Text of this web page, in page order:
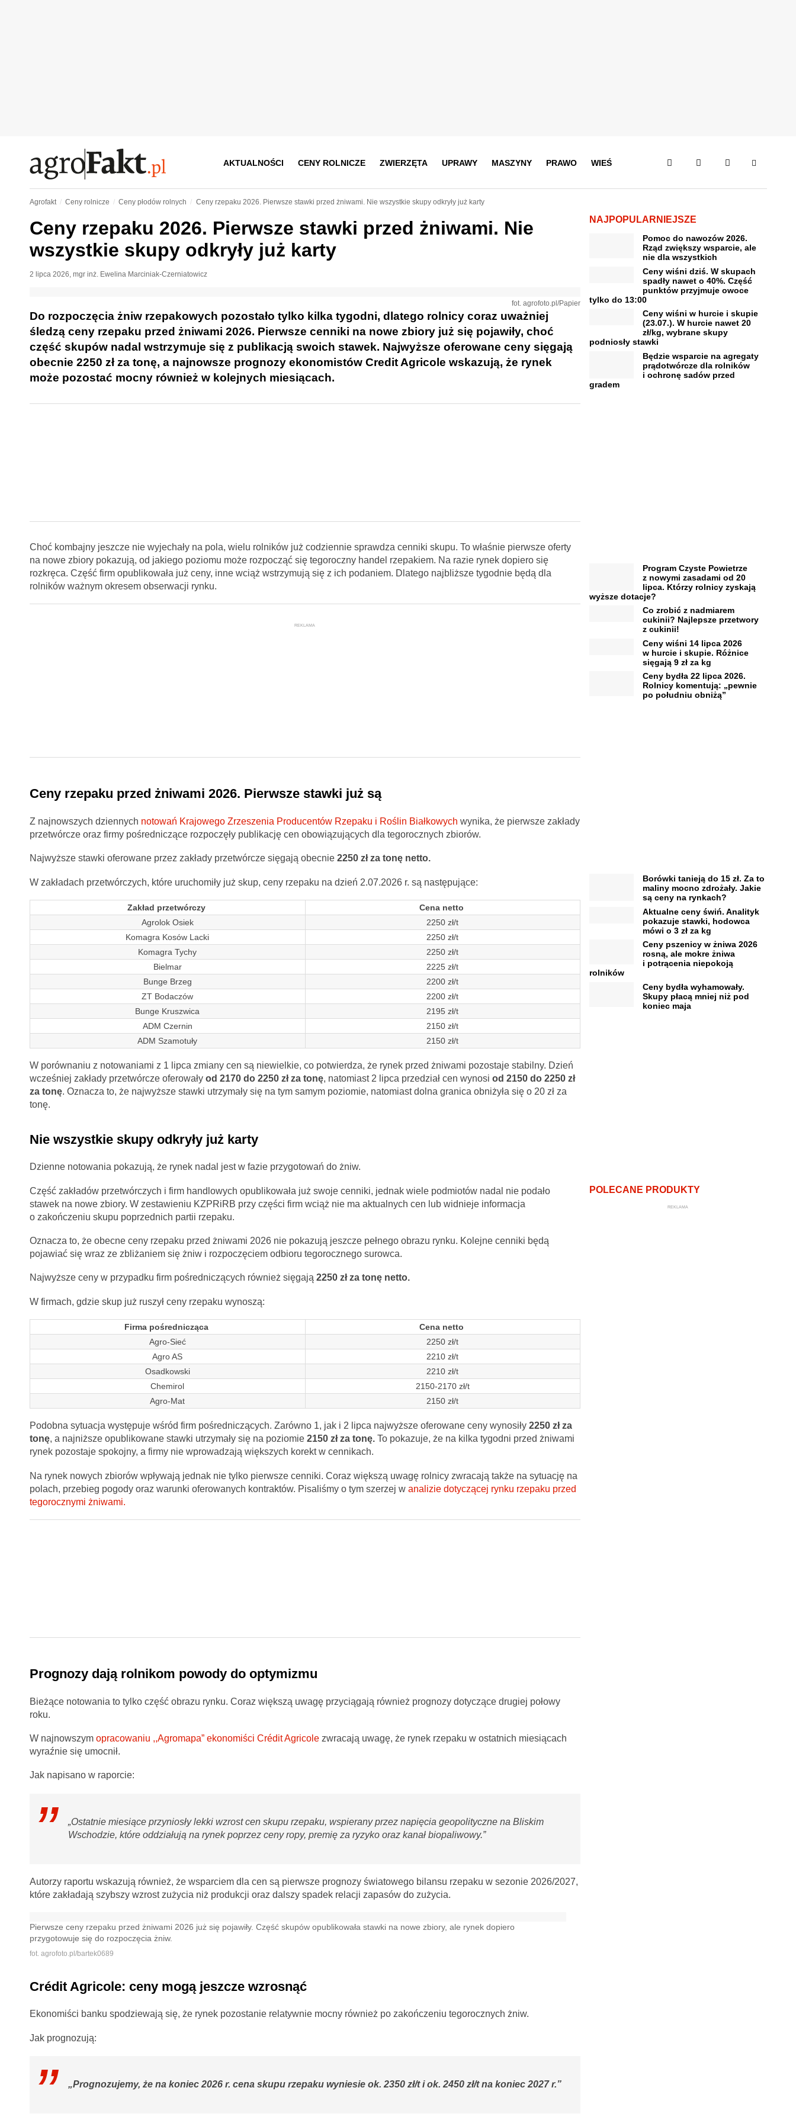
AKTUALNOŚCI CENY ROLNICZE ZWIERZĘTA UPRAWY MASZYNY PRAWO WIEŚ
Agrofakt Ceny rolnicze Ceny płodów rolnych Ceny rzepaku 2026. Pierwsze stawki przed żniwami. Nie wszystkie skupy odkryły już karty
Ceny rzepaku 2026. Pierwsze stawki przed żniwami. Nie
wszystkie skupy odkryły już karty
2 lipca 2026, mgr inż. Ewelina Marciniak-Czerniatowicz
fot. agrofoto.pl/Papier
Do rozpoczęcia żniw rzepakowych pozostało tylko kilka tygodni, dlatego rolnicy coraz uważniej
śledzą ceny rzepaku przed żniwami 2026. Pierwsze cenniki na nowe zbiory już się pojawiły, choć
część skupów nadal wstrzymuje się z publikacją swoich stawek. Najwyższe oferowane ceny sięgają
obecnie 2250 zł za tonę, a najnowsze prognozy ekonomistów Credit Agricole wskazują, że rynek
może pozostać mocny również w kolejnych miesiącach.
Choć kombajny jeszcze nie wyjechały na pola, wielu rolników już codziennie sprawdza cenniki skupu. To właśnie pierwsze oferty
na nowe zbiory pokazują, od jakiego poziomu może rozpocząć się tegoroczny handel rzepakiem. Na razie rynek dopiero się
rozkręca. Część firm opublikowała już ceny, inne wciąż wstrzymują się z ich podaniem. Dlatego najbliższe tygodnie będą dla
rolników ważnym okresem obserwacji rynku.
REKLAMA
Ceny rzepaku przed żniwami 2026. Pierwsze stawki już są
Z najnowszych dziennych notowań Krajowego Zrzeszenia Producentów Rzepaku i Roślin Białkowych wynika, że pierwsze zakłady
przetwórcze oraz firmy pośredniczące rozpoczęły publikację cen obowiązujących dla tegorocznych zbiorów.
Najwyższe stawki oferowane przez zakłady przetwórcze sięgają obecnie 2250 zł za tonę netto.
W zakładach przetwórczych, które uruchomiły już skup, ceny rzepaku na dzień 2.07.2026 r. są następujące:
Zakład przetwórczy
Cena netto
Agrolok Osiek
2250 zł/t
Komagra Kosów Lacki
2250 zł/t
Komagra Tychy
2250 zł/t
Bielmar
2225 zł/t
Bunge Brzeg
2200 zł/t
ZT Bodaczów
2200 zł/t
Bunge Kruszwica
2195 zł/t
ADM Czernin
2150 zł/t
ADM Szamotuły
2150 zł/t
W porównaniu z notowaniami z 1 lipca zmiany cen są niewielkie, co potwierdza, że rynek przed żniwami pozostaje stabilny. Dzień
wcześniej zakłady przetwórcze oferowały od 2170 do 2250 zł za tonę, natomiast 2 lipca przedział cen wynosi od 2150 do 2250 zł
za tonę. Oznacza to, że najwyższe stawki utrzymały się na tym samym poziomie, natomiast dolna granica obniżyła się o 20 zł za
tonę.
Nie wszystkie skupy odkryły już karty
Dzienne notowania pokazują, że rynek nadal jest w fazie przygotowań do żniw.
Część zakładów przetwórczych i firm handlowych opublikowała już swoje cenniki, jednak wiele podmiotów nadal nie podało
stawek na nowe zbiory. W zestawieniu KZPRiRB przy części firm wciąż nie ma aktualnych cen lub widnieje informacja
o zakończeniu skupu poprzednich partii rzepaku.
Oznacza to, że obecne ceny rzepaku przed żniwami 2026 nie pokazują jeszcze pełnego obrazu rynku. Kolejne cenniki będą
pojawiać się wraz ze zbliżaniem się żniw i rozpoczęciem odbioru tegorocznego surowca.
Najwyższe ceny w przypadku firm pośredniczących również sięgają 2250 zł za tonę netto.
W firmach, gdzie skup już ruszył ceny rzepaku wynoszą:
Firma pośrednicząca
Cena netto
Agro-Sieć
2250 zł/t
Agro AS
2210 zł/t
Osadkowski
2210 zł/t
Chemirol
2150-2170 zł/t
Agro-Mat
2150 zł/t
Podobna sytuacja występuje wśród firm pośredniczących. Zarówno 1, jak i 2 lipca najwyższe oferowane ceny wynosiły 2250 zł za
tonę, a najniższe opublikowane stawki utrzymały się na poziomie 2150 zł za tonę.To pokazuje, że na kilka tygodni przed żniwami
rynek pozostaje spokojny, a firmy nie wprowadzają większych korekt w cennikach.
Na rynek nowych zbiorów wpływają jednak nie tylko pierwsze cenniki. Coraz większą uwagę rolnicy zwracają także na sytuację na
polach, przebieg pogody oraz warunki oferowanych kontraktów. Pisaliśmy o tym szerzej w analizie dotyczącej rynku rzepaku przed
tegorocznymi żniwami.
Prognozy dają rolnikom powody do optymizmu
Bieżące notowania to tylko część obrazu rynku. Coraz większą uwagę przyciągają również prognozy dotyczące drugiej połowy
roku.
W najnowszym opracowaniu ,,Agromapa” ekonomiści Crédit Agricolezwracają uwagę, że rynek rzepaku w ostatnich miesiącach
wyraźnie się umocnił.
Jak napisano w raporcie:
„Ostatnie miesiące przyniosły lekki wzrost cen skupu rzepaku, wspierany przez napięcia geopolityczne na Bliskim
Wschodzie, które oddziałują na rynek poprzez ceny ropy, premię za ryzyko oraz kanał biopaliwowy.”
Autorzy raportu wskazują również, że wsparciem dla cen są pierwsze prognozy światowego bilansu rzepaku w sezonie 2026/2027,
które zakładają szybszy wzrost zużycia niż produkcji oraz dalszy spadek relacji zapasów do zużycia.
Pierwsze ceny rzepaku przed żniwami 2026 już się pojawiły. Część skupów opublikowała stawki na nowe zbiory, ale rynek dopiero
przygotowuje się do rozpoczęcia żniw.
fot. agrofoto.pl/bartek0689
Crédit Agricole: ceny mogą jeszcze wzrosnąć
Ekonomiści banku spodziewają się, że rynek pozostanie relatywnie mocny również po zakończeniu tegorocznych żniw.
Jak prognozują:
„Prognozujemy, że na koniec 2026 r. cena skupu rzepaku wyniesie ok. 2350 zł/t i ok. 2450 zł/t na koniec 2027 r.”
NAJPOPULARNIEJSZE
Pomoc do nawozów 2026.
Rząd zwiększy wsparcie, ale
nie dla wszystkich
Ceny wiśni dziś. W skupach
spadły nawet o 40%. Część
punktów przyjmuje owoce
tylko do 13:00
Ceny wiśni w hurcie i skupie
(23.07.). W hurcie nawet 20
zł/kg, wybrane skupy
podniosły stawki
Będzie wsparcie na agregaty
prądotwórcze dla rolników
i ochronę sadów przed
gradem
Program Czyste Powietrze
z nowymi zasadami od 20
lipca. Którzy rolnicy zyskają
wyższe dotacje?
Co zrobić z nadmiarem
cukinii? Najlepsze przetwory
z cukinii!
Ceny wiśni 14 lipca 2026
w hurcie i skupie. Różnice
sięgają 9 zł za kg
Ceny bydła 22 lipca 2026.
Rolnicy komentują: „pewnie
po południu obniżą”
Borówki tanieją do 15 zł. Za to
maliny mocno zdrożały. Jakie
są ceny na rynkach?
Aktualne ceny świń. Analityk
pokazuje stawki, hodowca
mówi o 3 zł za kg
Ceny pszenicy w żniwa 2026
rosną, ale mokre żniwa
i potrącenia niepokoją
rolników
Ceny bydła wyhamowały.
Skupy płacą mniej niż pod
koniec maja
POLECANE PRODUKTY
REKLAMA